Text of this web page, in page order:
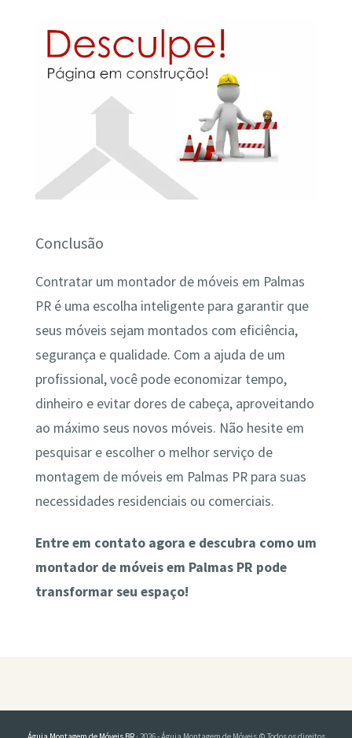
Conclusão
Contratar um montador de móveis em Palmas
PR é uma escolha inteligente para garantir que
seus móveis sejam montados com eficiência,
segurança e qualidade. Com a ajuda de um
profissional, você pode economizar tempo,
dinheiro e evitar dores de cabeça, aproveitando
ao máximo seus novos móveis. Não hesite em
pesquisar e escolher o melhor serviço de
montagem de móveis em Palmas PR para suas
necessidades residenciais ou comerciais.
Entre em contato agora e descubra como um
montador de móveis em Palmas PR pode
transformar seu espaço!